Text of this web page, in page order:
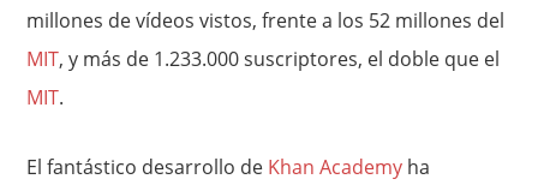
millones de vídeos vistos, frente a los 52 millones del
MIT, y más de 1.233.000 suscriptores, el doble que el
MIT.
El fantástico desarrollo de Khan Academy ha